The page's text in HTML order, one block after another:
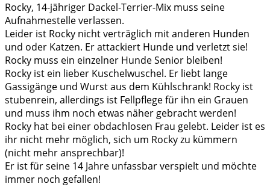
Rocky, 14-jähriger Dackel-Terrier-Mix muss seine
Aufnahmestelle verlassen.
Leider ist Rocky nicht verträglich mit anderen Hunden
und oder Katzen. Er attackiert Hunde und verletzt sie!
Rocky muss ein einzelner Hunde Senior bleiben!
Rocky ist ein lieber Kuschelwuschel. Er liebt lange
Gassigänge und Wurst aus dem Kühlschrank! Rocky ist
stubenrein, allerdings ist Fellpflege für ihn ein Grauen
und muss ihm noch etwas näher gebracht werden!
Rocky hat bei einer obdachlosen Frau gelebt. Leider ist es
ihr nicht mehr möglich, sich um Rocky zu kümmern
(nicht mehr ansprechbar)!
Er ist für seine 14 Jahre unfassbar verspielt und möchte
immer noch gefallen!